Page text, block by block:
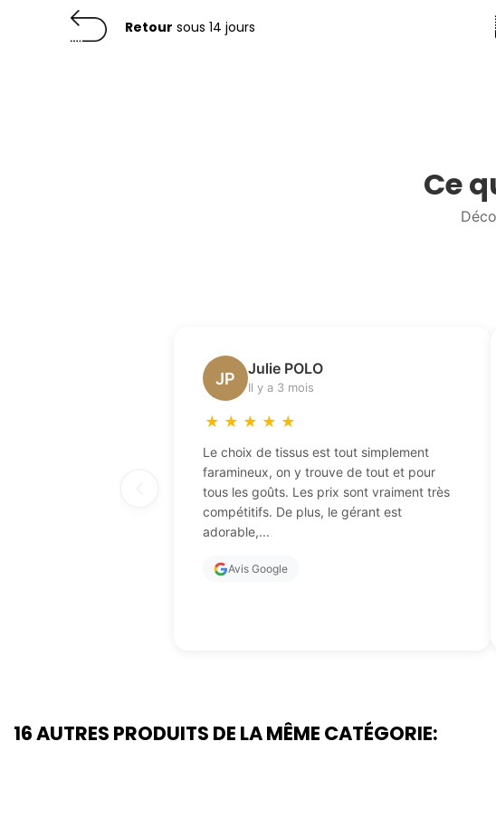
Retour sous 14 jours
Ce
JP
Julie POLO
Il y a 3 mois
★ ★ ★ ★ ★
Le choix de tissus est tout simplement
faramineux, on y trouve de tout et pour
tous les goûts. Les prix sont vraiment très
compétitifs. De plus, le gérant est
adorable,...
Avis Google
16 AUTRES PRODUITS DE LA MÊME CATÉGORIE: